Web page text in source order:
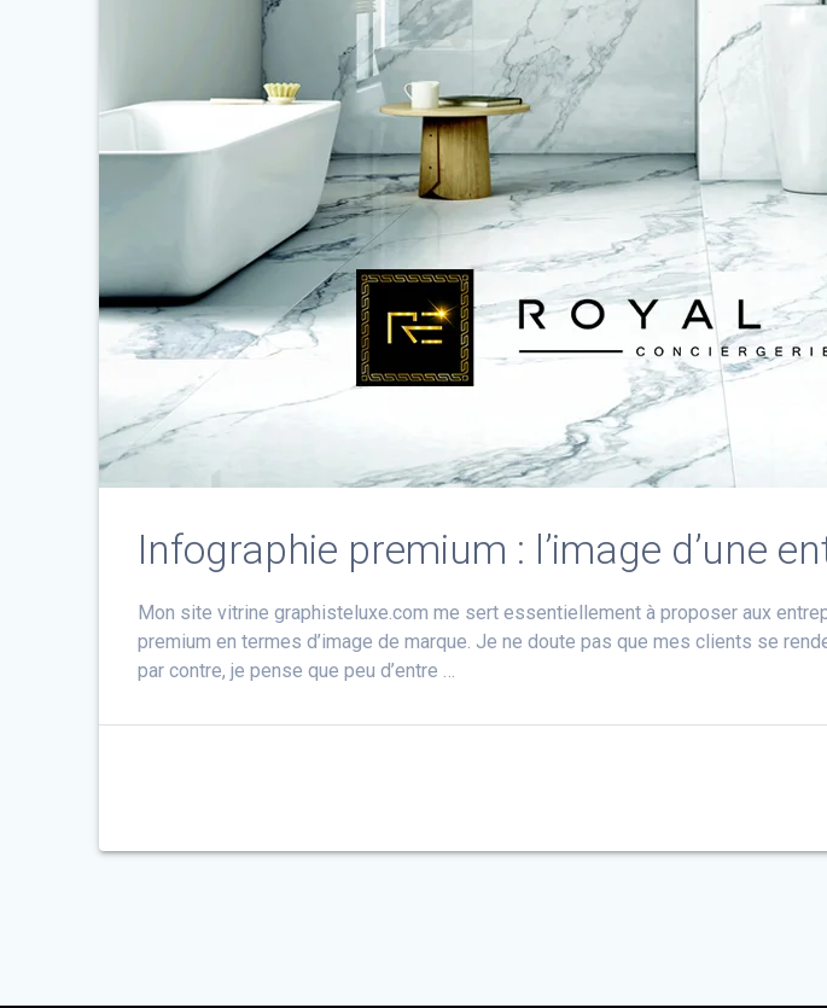
Infographie premium : l’image d’une
Mon site vitrine graphisteluxe.com me sert essentiellement à proposer aux
premium en termes d’image de marque. Je ne doute pas que mes clients se
par contre, je pense que peu d’entre …